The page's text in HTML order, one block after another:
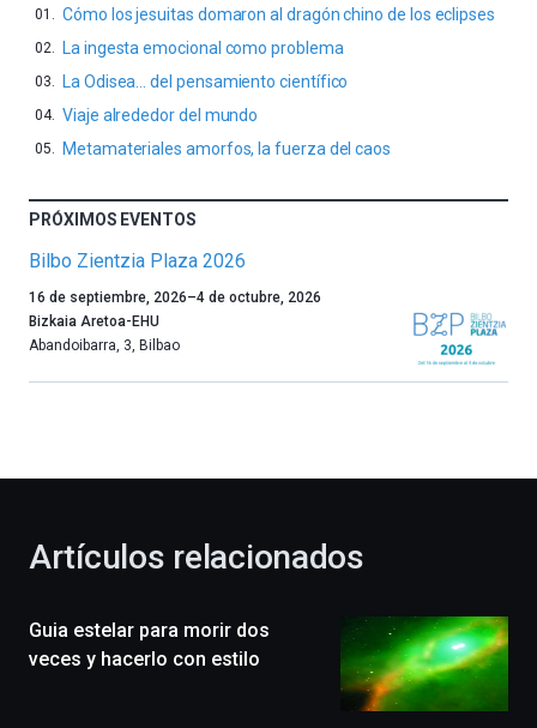
Cómo los jesuitas domaron al dragón chino de los eclipses
La ingesta emocional como problema
La Odisea… del pensamiento científico
Viaje alrededor del mundo
Metamateriales amorfos, la fuerza del caos
PRÓXIMOS EVENTOS
Bilbo Zientzia Plaza 2026
Un
año
más,
celebración
novena
edición
16 de septiembre, 2026–4 de octubre, 2026
Bizkaia Aretoa-EHU
Abandoibarra, 3, Bilbao
Artículos relacionados
Guia estelar para morir dos
veces y hacerlo con estilo